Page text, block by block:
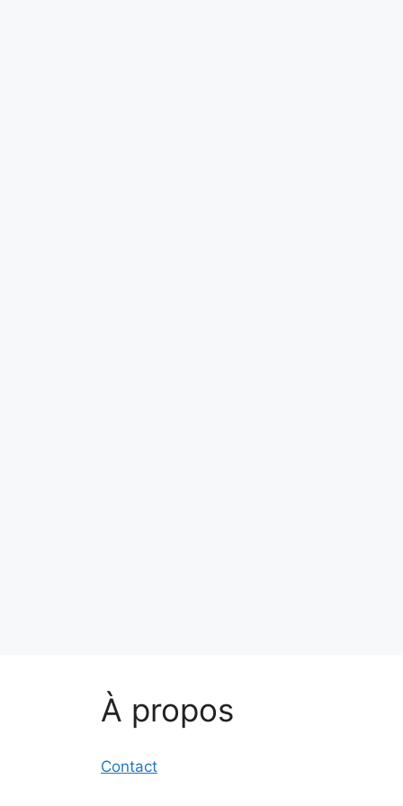
À propos
Contact